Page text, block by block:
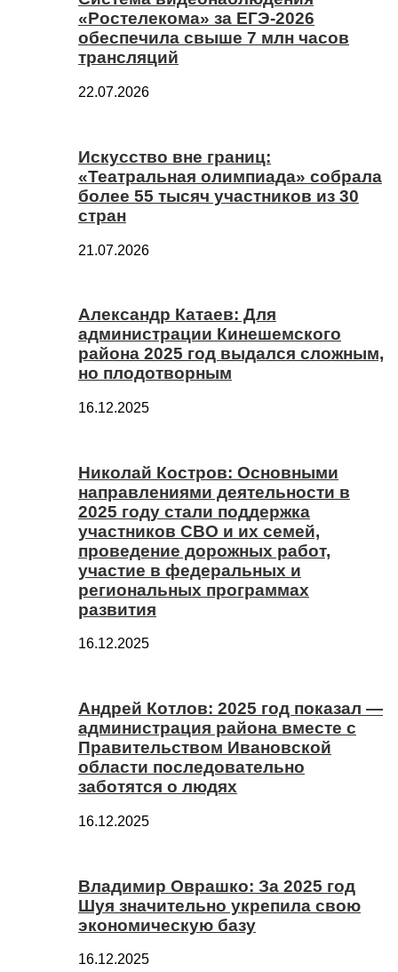
«Ростелекома» за ЕГЭ-2026
обеспечила свыше 7 млн часов
трансляций
22.07.2026
Искусство вне границ:
«Театральная олимпиада» собрала
более 55 тысяч участников из 30
стран
21.07.2026
Александр Катаев: Для
администрации Кинешемского
района 2025 год выдался сложным,
но плодотворным
16.12.2025
Николай Костров: Основными
направлениями деятельности в
2025 году стали поддержка
участников СВО и их семей,
проведение дорожных работ,
участие в федеральных и
региональных программах
развития
16.12.2025
Андрей Котлов: 2025 год показал —
администрация района вместе с
Правительством Ивановской
области последовательно
заботятся о людях
16.12.2025
Владимир Оврашко: За 2025 год
Шуя значительно укрепила свою
экономическую базу
16.12.2025